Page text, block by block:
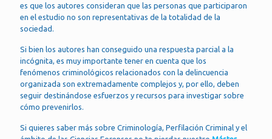
es que los autores consideran que las personas que participaron
en el estudio no son representativas de la totalidad de la
sociedad.
Si bien los autores han conseguido una respuesta parcial a la
incógnita, es muy importante tener en cuenta que los
fenómenos criminológicos relacionados con la delincuencia
organizada son extremadamente complejos y, por ello, deben
seguir destinándose esfuerzos y recursos para investigar sobre
cómo prevenirlos.
Si quieres saber más sobre Criminología, Perfilación Criminal y el